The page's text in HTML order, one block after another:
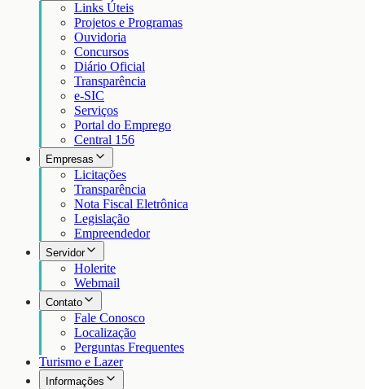
Links Úteis
Projetos e Programas
Ouvidoria
Concursos
Diário Oficial
Transparência
e-SIC
Serviços
Portal do Emprego
Central 156
Empresas
Licitações
Transparência
Nota Fiscal Eletrônica
Legislação
Empreendedor
Servidor
Holerite
Webmail
Contato
Fale Conosco
Localização
Perguntas Frequentes
Turismo e Lazer
Informações